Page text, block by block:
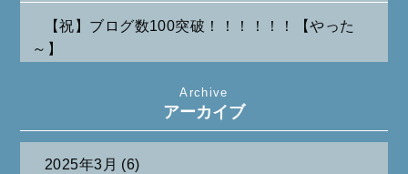
【祝】ブログ数100突破！！！！！！【やった
～】
たまには純喫茶なんて～～～
Archive
アーカイブ
2025年3月 (6)